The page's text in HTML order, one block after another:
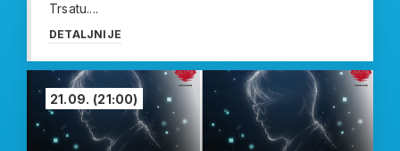
Trsatu....
DETALJNIJE
21.09. (21:00)